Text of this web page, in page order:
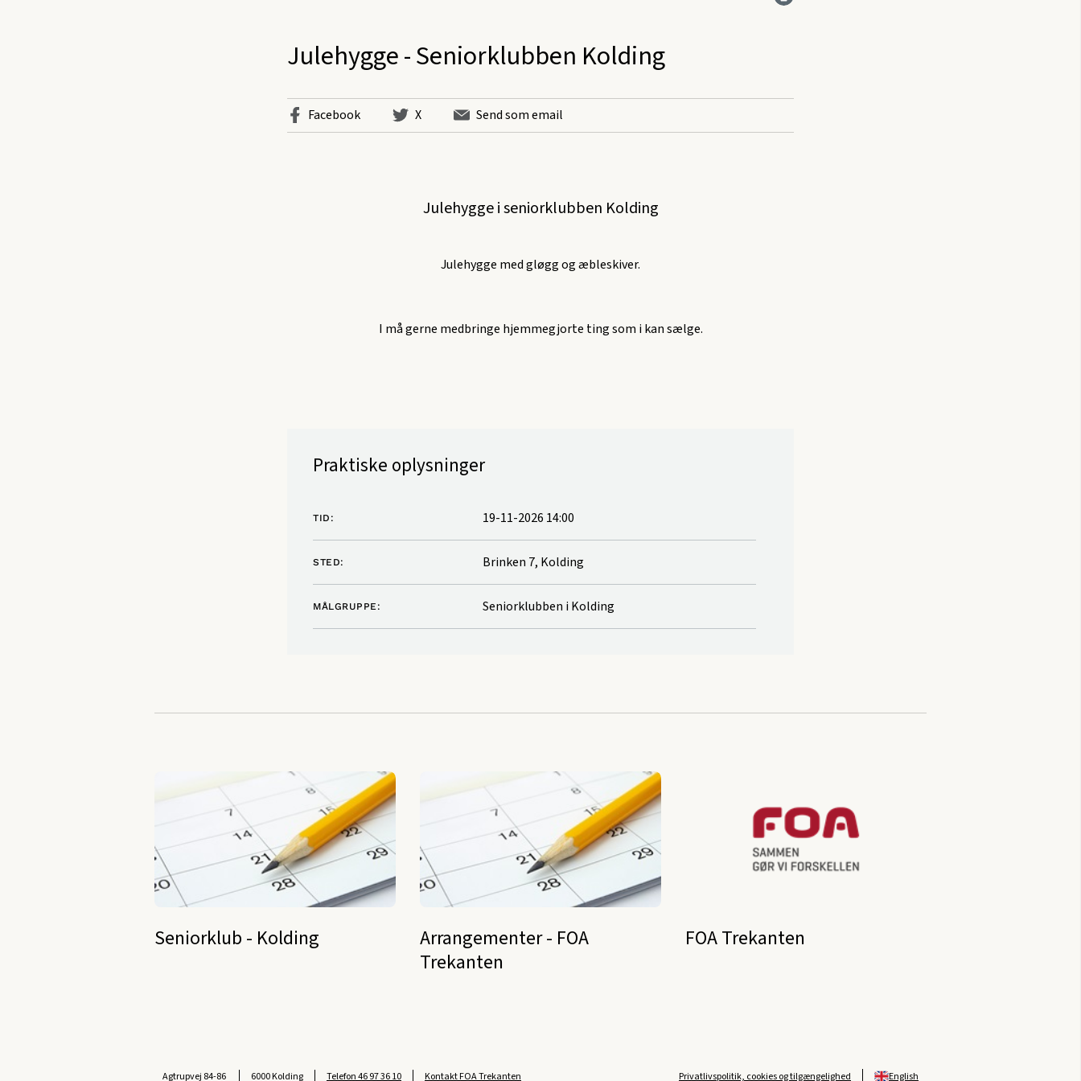
Julehygge - Seniorklubben Kolding
Facebook X Send som email
Julehygge i seniorklubben Kolding
Julehygge med gløgg og æbleskiver.
I må gerne medbringe hjemmegjorte ting som i kan sælge.
Praktiske oplysninger
TID: 19-11-2026 14:00
STED: Brinken 7, Kolding
MÅLGRUPPE: Seniorklubben i Kolding
Seniorklub - Kolding
Arrangementer - FOA
Trekanten
FOA Trekanten
Agtrupvej 84-86 6000 Kolding Telefon46 97 36 10 Kontakt FOA Trekanten Privatlivspolitik, cookies og tilgængelighed English